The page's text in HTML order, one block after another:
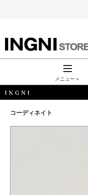
INGNI（イン
グ）公式通
販｜INGNI
STORE
メニュー＋
コーディネイト